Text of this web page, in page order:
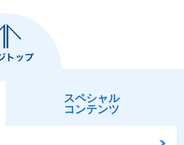
スペシャル
コンテンツ